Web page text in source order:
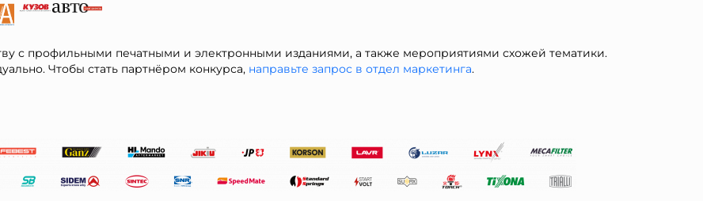
с профильными печатными и электронными изданиями, а также мероприятиями схожей тематики.
Чтобы стать партнёром конкурса, направьте запрос в отдел маркетинга.